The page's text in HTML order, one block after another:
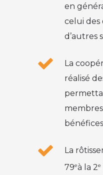
en
celui des
d’autres
La
réalisé
La
79eà la 2e